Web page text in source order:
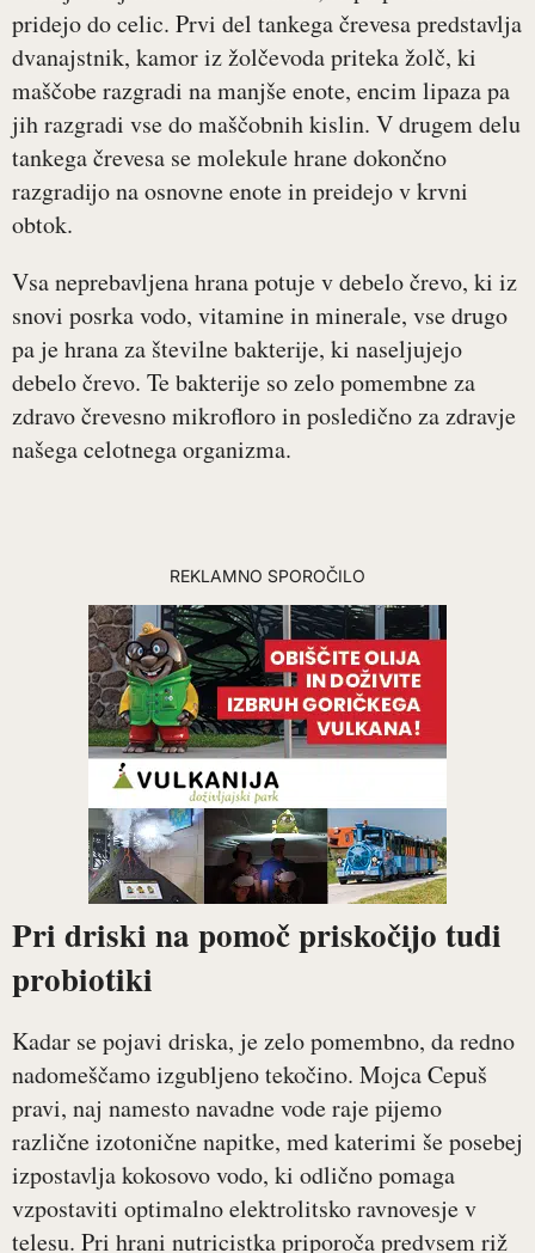
pridejo do celic. Prvi del tankega črevesa predstavlja
dvanajstnik, kamor iz žolčevoda priteka žolč, ki
maščobe razgradi na manjše enote, encim lipaza pa
jih razgradi vse do maščobnih kislin. V drugem delu
tankega črevesa se molekule hrane dokončno
razgradijo na osnovne enote in preidejo v krvni
obtok.
Vsa neprebavljena hrana potuje v debelo črevo, ki iz
snovi posrka vodo, vitamine in minerale, vse drugo
pa je hrana za številne bakterije, ki naseljujejo
debelo črevo. Te bakterije so zelo pomembne za
zdravo črevesno mikrofloro in posledično za zdravje
našega celotnega organizma.
REKLAMNO SPOROČILO
Pri driski na pomoč priskočijo tudi
probiotiki
Kadar se pojavi driska, je zelo pomembno, da redno
nadomeščamo izgubljeno tekočino. Mojca Cepuš
pravi, naj namesto navadne vode raje pijemo
različne izotonične napitke, med katerimi še posebej
izpostavlja kokosovo vodo, ki odlično pomaga
vzpostaviti optimalno elektrolitsko ravnovesje v
telesu. Pri hrani nutricistka priporoča predvsem riž